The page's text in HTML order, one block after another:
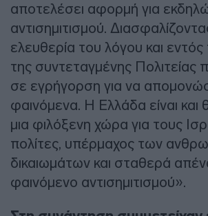
αποτελέσει αφορμή για
αντισημιτισμού.
ελευθερία του λόγου και
της συντεταγμένης Πολιτείας
σε εγρήγορση για να
φαινόμενα. Η Ελλάδα είναι και
μια φιλόξενη χώρα για τους
πολίτες, υπέρμαχος των
δικαιωμάτων και σταθερά
φαινόμενο αντισημιτισμού».